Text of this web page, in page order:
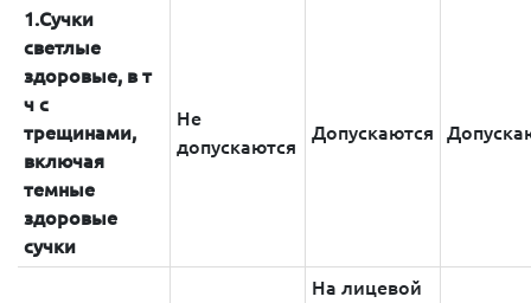
1.Сучки
светлые
здоровые, в т
ч с
трещинами,
включая
темные
здоровые
сучки
Не
допускаются
Допускаются
На лицевой